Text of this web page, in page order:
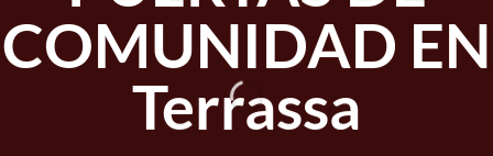
COMUNIDAD EN
Terrassa